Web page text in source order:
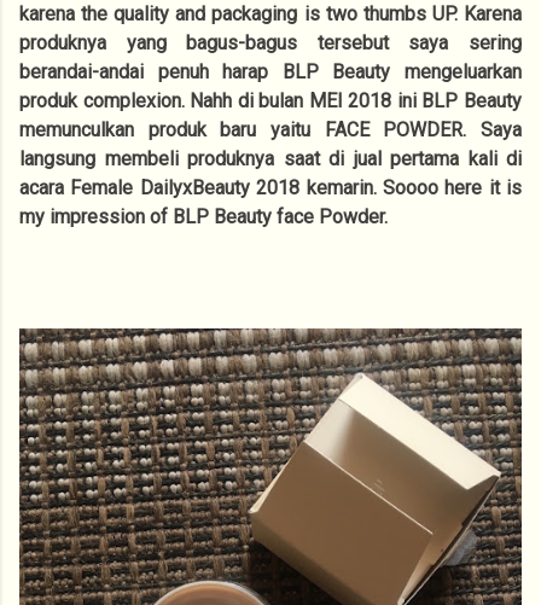
karena the quality and packaging is two thumbs UP. Karena
produknya yang bagus-bagus tersebut saya sering
berandai-andai penuh harap BLP Beauty mengeluarkan
produk complexion. Nahh di bulan MEI 2018 ini BLP Beauty
memunculkan produk baru yaitu FACE POWDER. Saya
langsung membeli produknya saat di jual pertama kali di
acara Female DailyxBeauty 2018 kemarin. Soooo here it is
my impression of BLP Beauty face Powder.